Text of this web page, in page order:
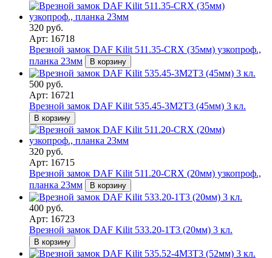
320 руб.
Арт: 16718
Врезной замок DAF Kilit 511.35-CRX (35мм) узкопроф.,
планка 23мм
В корзину
500 руб.
Арт: 16721
Врезной замок DAF Kilit 535.45-3M2T3 (45мм) 3 кл.
В корзину
320 руб.
Арт: 16715
Врезной замок DAF Kilit 511.20-CRX (20мм) узкопроф.,
планка 23мм
В корзину
400 руб.
Арт: 16723
Врезной замок DAF Kilit 533.20-1T3 (20мм) 3 кл.
В корзину